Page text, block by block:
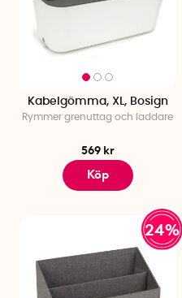
Kabelgömma, XL, Bosign
Rymmer grenuttag och laddare
569 kr
Köp
24%